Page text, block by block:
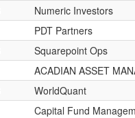
Numeric Investors
PDT Partners
Squarepoint Ops
ACADIAN ASSET
WorldQuant
Capital Fund